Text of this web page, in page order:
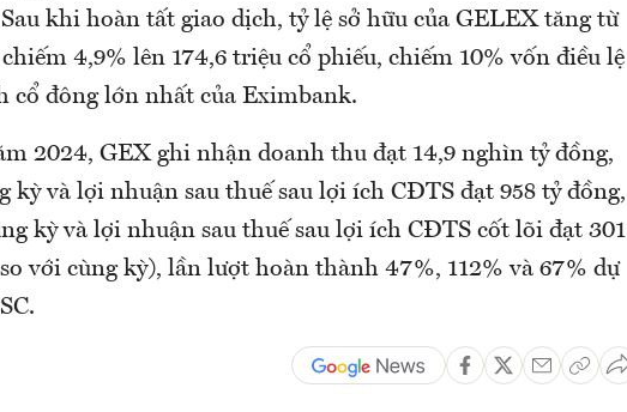
khi hoàn tất giao dịch, tỷ lệ sở hữu của GELEX tăng từ
4,9% lên 174,6 triệu cổ phiếu, chiếm 10% vốn điều lệ
cổ đông lớn nhất của Eximbank.
2024, GEX ghi nhận doanh thu đạt 14,9 nghìn tỷ đồng,
kỳ và lợi nhuận sau thuế sau lợi ích CĐTS đạt 958 tỷ đồng,
kỳ và lợi nhuận sau thuế sau lợi ích CĐTS cốt lõi đạt 301
với cùng kỳ), lần lượt hoàn thành 47%, 112% và 67% dự